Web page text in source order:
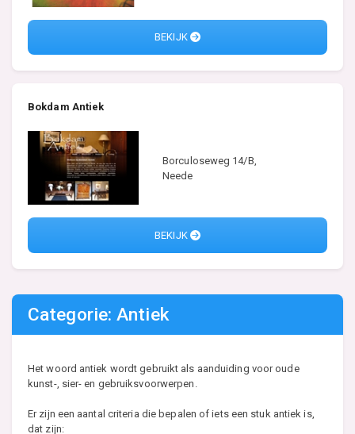
BEKIJK
Bokdam Antiek
Borculoseweg 14/B,
Neede
BEKIJK
Categorie: Antiek
Het woord antiek wordt gebruikt als aanduiding voor oude
kunst-, sier- en gebruiksvoorwerpen.
Er zijn een aantal criteria die bepalen of iets een stuk antiek is,
dat zijn: